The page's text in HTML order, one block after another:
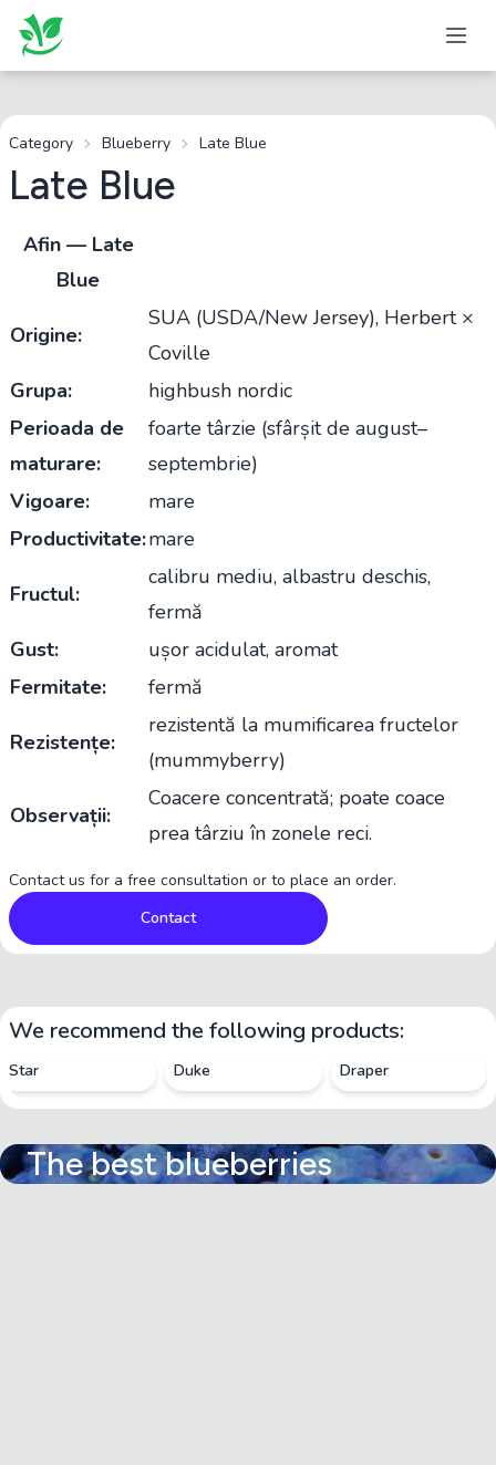
Category Blueberry Late Blue
Late Blue
Afin — Late
Blue
Origine:
SUA (USDA/New Jersey), Herbert ×
Coville
Grupa:
highbush nordic
Perioada de
maturare:
foarte târzie (sfârșit de august–
septembrie)
Vigoare:
mare
Productivitate:mare
Fructul:
calibru mediu, albastru deschis,
fermă
Gust:
ușor acidulat, aromat
Fermitate:
fermă
Rezistențe:
rezistentă la mumificarea fructelor
(mummyberry)
Observații:
Coacere concentrată; poate coace
prea târziu în zonele reci.
Contact us for a free consultation or to place an order.
Contact
We recommend the following products:
Star Duke Draper
The best blueberries